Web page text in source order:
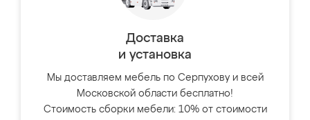
Доставка
и установка
Мы доставляем мебель по Серпухову и всей
Московской области бесплатно!
Стоимость сборки мебели: 10% от стоимости